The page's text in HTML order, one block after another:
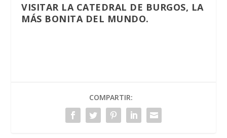
VISITAR LA CATEDRAL DE BURGOS, LA
MÁS BONITA DEL MUNDO.
COMPARTIR: